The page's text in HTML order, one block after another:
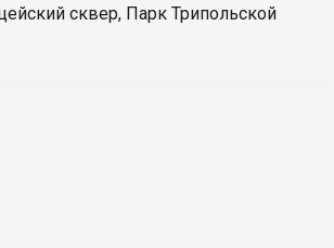
сквер, Парк Трипольской